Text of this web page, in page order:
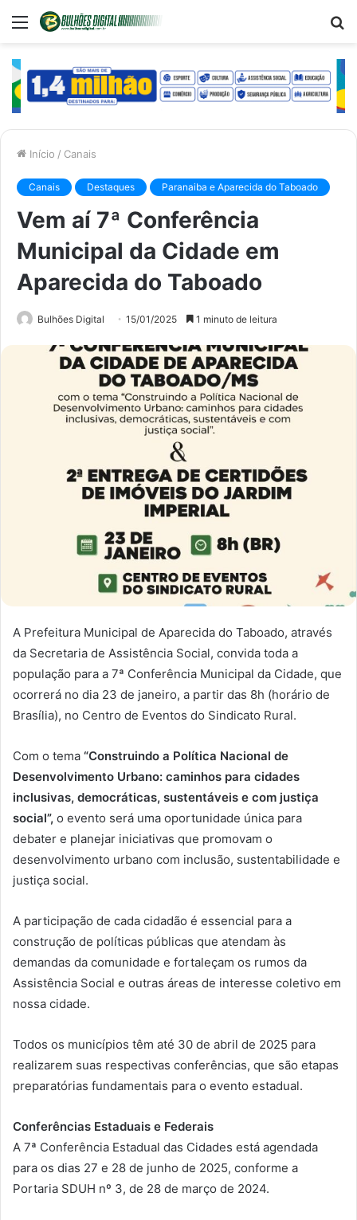
Menu
Início / Canais
Canais Destaques Paranaiba e Aparecida do Taboado
Vem aí 7ª Conferência
Municipal da Cidade em
Aparecida do Taboado
Bulhões Digital 15/01/2025 1 minuto de leitura
A Prefeitura Municipal de Aparecida do Taboado, através
da Secretaria de Assistência Social, convida toda a
população para a 7ª Conferência Municipal da Cidade, que
ocorrerá no dia 23 de janeiro, a partir das 8h (horário de
Brasília), no Centro de Eventos do Sindicato Rural.
Com o tema “Construindo a Política Nacional de
Desenvolvimento Urbano: caminhos para cidades
inclusivas, democráticas, sustentáveis e com justiça
social”, o evento será uma oportunidade única para
debater e planejar iniciativas que promovam o
desenvolvimento urbano com inclusão, sustentabilidade e
justiça social.
A participação de cada cidadão é essencial para a
construção de políticas públicas que atendam às
demandas da comunidade e fortaleçam os rumos da
Assistência Social e outras áreas de interesse coletivo em
nossa cidade.
Todos os municípios têm até 30 de abril de 2025 para
realizarem suas respectivas conferências, que são etapas
preparatórias fundamentais para o evento estadual.
Conferências Estaduais e Federais
A 7ª Conferência Estadual das Cidades está agendada
para os dias 27 e 28 de junho de 2025, conforme a
Portaria SDUH nº 3, de 28 de março de 2024.